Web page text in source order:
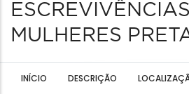
MULHERES
INÍCIO DESCRIÇÃO